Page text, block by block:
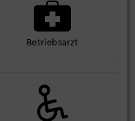
Betriebs­arzt